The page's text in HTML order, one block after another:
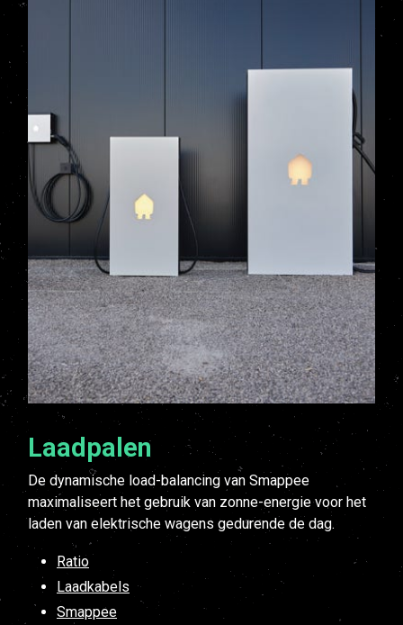
Laadpalen
De dynamische load-balancing van Smappee
maximaliseert het gebruik van zonne-energie voor het
laden van elektrische wagens gedurende de dag.
Ratio
Laadkabels
Smappee